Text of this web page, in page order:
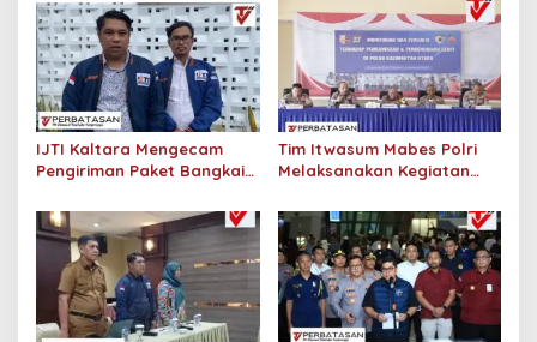
s
i
p
o
s
IJTI Kaltara Mengecam
Pengiriman Paket Bangkai
Kepala Babi Kantor
Redaksi Tempo
Tim Itwasum Mabes Polri
Melaksanakan Kegiatan
terhadap Pengawasan dan
Pengendalian Senpi di
Polda Kalimantan Utara